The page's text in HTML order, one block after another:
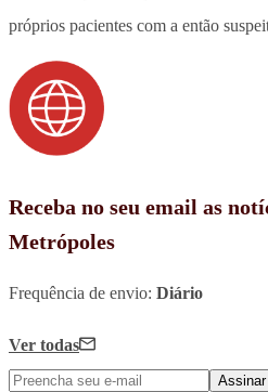
próprios pacientes com a então
Receba no seu email as
Metrópoles
Frequência de envio: Diário
Ver todas
Assinar